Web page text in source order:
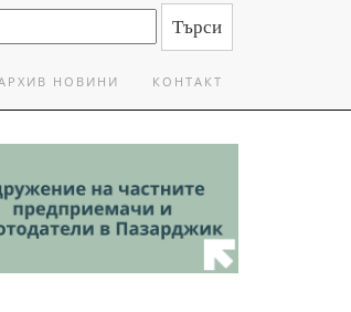
НОВИНИ КОНТАКТ